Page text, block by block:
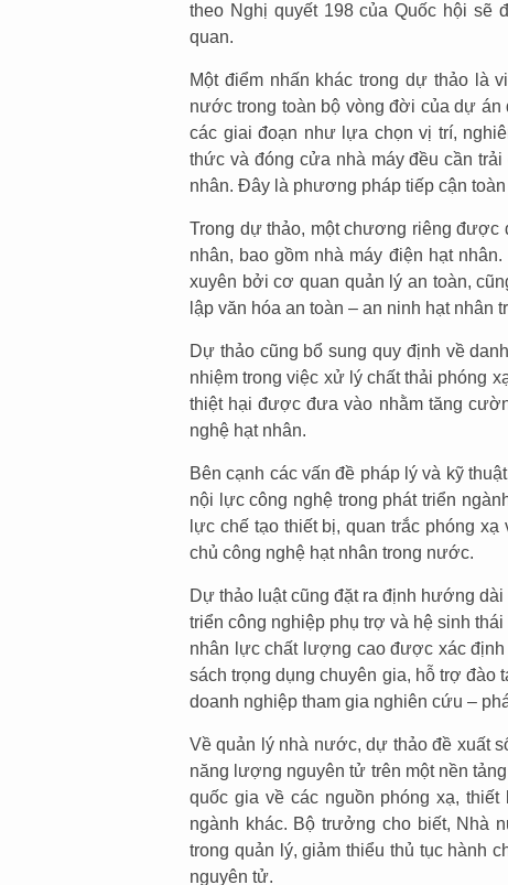
theo Nghị quyết 198 của Quốc hội sẽ
quan.
Một điểm nhấn khác trong dự thảo là
nước trong toàn bộ vòng đời của dự
các giai đoạn như lựa chọn vị trí,
thức và đóng cửa nhà máy đều cần
nhân. Đây là phương pháp tiếp cận
Trong dự thảo, một chương riêng
nhân, bao gồm nhà máy điện hạt
xuyên bởi cơ quan quản lý an toàn,
lập văn hóa an toàn – an ninh hạt nhân
Dự thảo cũng bổ sung quy định về
nhiệm trong việc xử lý chất thải phóng
thiệt hại được đưa vào nhằm tăng
nghệ hạt nhân.
Bên cạnh các vấn đề pháp lý và kỹ
nội lực công nghệ trong phát triển
lực chế tạo thiết bị, quan trắc phóng
chủ công nghệ hạt nhân trong nước.
Dự thảo luật cũng đặt ra định hướng
triển công nghiệp phụ trợ và hệ sinh
nhân lực chất lượng cao được xác
sách trọng dụng chuyên gia, hỗ trợ
doanh nghiệp tham gia nghiên cứu –
Về quản lý nhà nước, dự thảo đề xuất
năng lượng nguyên tử trên một nền
quốc gia về các nguồn phóng xạ,
ngành khác. Bộ trưởng cho biết, Nhà
trong quản lý, giảm thiểu thủ tục hành
nguyên tử.